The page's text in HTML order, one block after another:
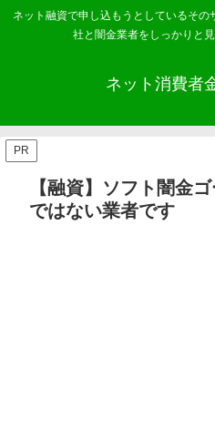
ネット融資で申し込もうとしているそ
社と闇金業者をしっかりと
ネット消費者
PR
【融資】ソフト闇金
ではない業者です